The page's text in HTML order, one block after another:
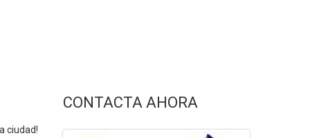
ciudad!
CONTACTA AHORA